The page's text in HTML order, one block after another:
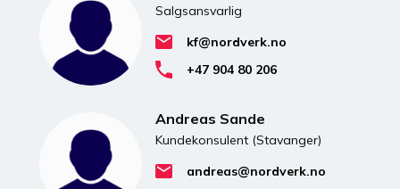
Salgsansvarlig
kf@nordverk.no
+47 904 80 206
Andreas Sande
Kundekonsulent (Stavanger)
andreas@nordverk.no